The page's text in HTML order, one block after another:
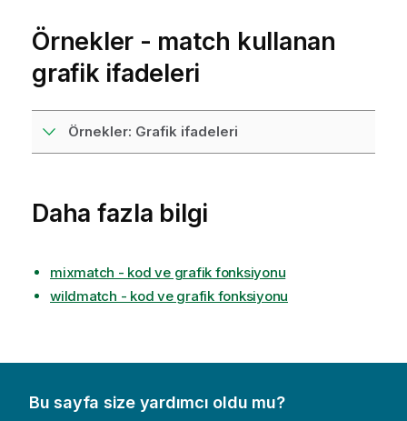
Örnekler - match kullanan
grafik ifadeleri
Örnekler: Grafik ifadeleri
Daha fazla bilgi
mixmatch - kod ve grafik fonksiyonu
wildmatch - kod ve grafik fonksiyonu
Bu sayfa size yardımcı oldu mu?